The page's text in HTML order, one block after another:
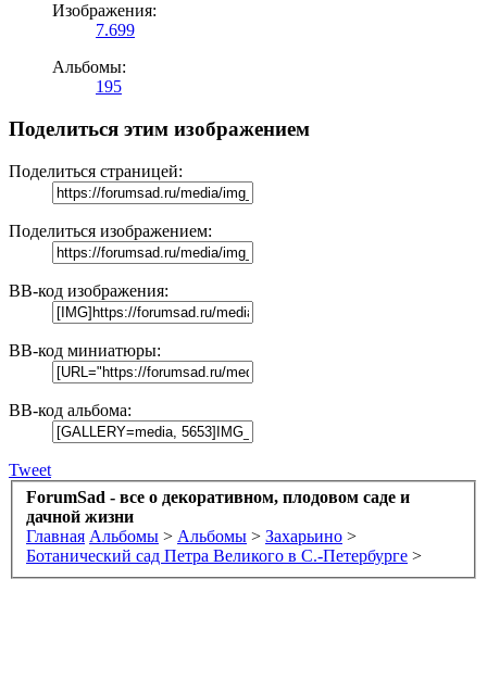
Изображения:
7.699
Альбомы:
195
Поделиться этим изображением
Поделиться страницей:
Поделиться изображением:
BB-код изображения:
BB-код миниатюры:
BB-код альбома:
Tweet
ForumSad - все о декоративном, плодовом саде и
дачной жизни
Главная Альбомы > Альбомы > Захарьино >
Ботанический сад Петра Великого в С.-Петербурге >